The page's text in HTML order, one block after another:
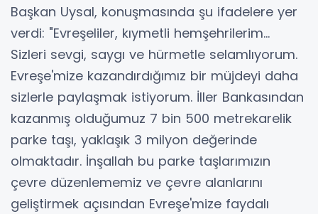
Başkan Uysal, konuşmasında şu ifadelere yer
verdi: "Evreşeliler, kıymetli hemşehrilerim...
Sizleri sevgi, saygı ve hürmetle selamlıyorum.
Evreşe'mize kazandırdığımız bir müjdeyi daha
sizlerle paylaşmak istiyorum. İller Bankasından
kazanmış olduğumuz 7 bin 500 metrekarelik
parke taşı, yaklaşık 3 milyon değerinde
olmaktadır. İnşallah bu parke taşlarımızın
çevre düzenlememiz ve çevre alanlarını
geliştirmek açısından Evreşe'mize faydalı